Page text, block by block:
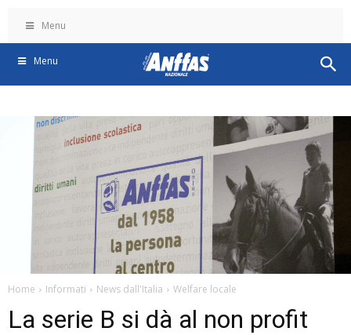
Menu
Menu
Home Informati News dall'Italia Welfare locale
La serie B si dà al non profit